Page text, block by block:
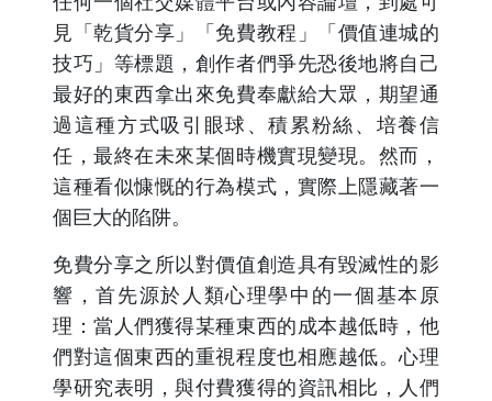
見「乾貨分享」「免費教程」「價值連城的
技巧」等標題，創作者們爭先恐後地將自己
最好的東西拿出來免費奉獻給大眾，期望通
過這種方式吸引眼球、積累粉絲、培養信
任，最終在未來某個時機實現變現。然而，
這種看似慷慨的行為模式，實際上隱藏著一
個巨大的陷阱。
免費分享之所以對價值創造具有毀滅性的影
響，首先源於人類心理學中的一個基本原
理：當人們獲得某種東西的成本越低時，他
們對這個東西的重視程度也相應越低。心理
學研究表明，與付費獲得的資訊相比，人們